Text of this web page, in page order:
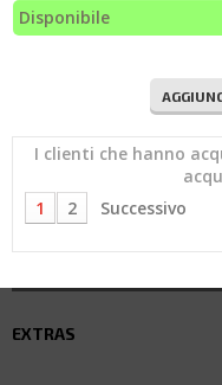
Disponibile
I clienti che hanno
1
2
Successivo
EXTRAS